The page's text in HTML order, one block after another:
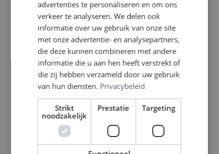
advertenties te personaliseren en om ons
verkeer te analyseren. We delen ook
informatie over uw gebruik van onze site
met onze advertentie- en analysepartners,
die deze kunnen combineren met andere
informatie die u aan hen heeft verstrekt of
die zij hebben verzameld door uw gebruik
van hun diensten. Privacybeleid
Strikt
noodzakelijk
Prestatie Targeting